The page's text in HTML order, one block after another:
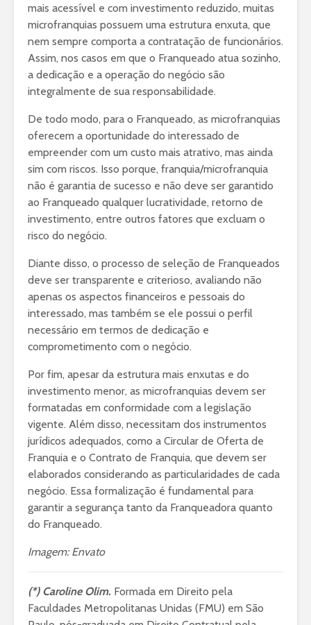
mais acessível e com investimento reduzido, muitas
microfranquias possuem uma estrutura enxuta, que
nem sempre comporta a contratação de funcionários.
Assim, nos casos em que o Franqueado atua sozinho,
a dedicação e a operação do negócio são
integralmente de sua responsabilidade.
De todo modo, para o Franqueado, as microfranquias
oferecem a oportunidade do interessado de
empreender com um custo mais atrativo, mas ainda
sim com riscos. Isso porque, franquia/microfranquia
não é garantia de sucesso e não deve ser garantido
ao Franqueado qualquer lucratividade, retorno de
investimento, entre outros fatores que excluam o
risco do negócio.
Diante disso, o processo de seleção de Franqueados
deve ser transparente e criterioso, avaliando não
apenas os aspectos financeiros e pessoais do
interessado, mas também se ele possui o perfil
necessário em termos de dedicação e
comprometimento com o negócio.
Por fim, apesar da estrutura mais enxutas e do
investimento menor, as microfranquias devem ser
formatadas em conformidade com a legislação
vigente. Além disso, necessitam dos instrumentos
jurídicos adequados, como a Circular de Oferta de
Franquia e o Contrato de Franquia, que devem ser
elaborados considerando as particularidades de cada
negócio. Essa formalização é fundamental para
garantir a segurança tanto da Franqueadora quanto
do Franqueado.
Imagem: Envato
(*) Caroline Olim. Formada em Direito pela
Faculdades Metropolitanas Unidas (FMU) em São